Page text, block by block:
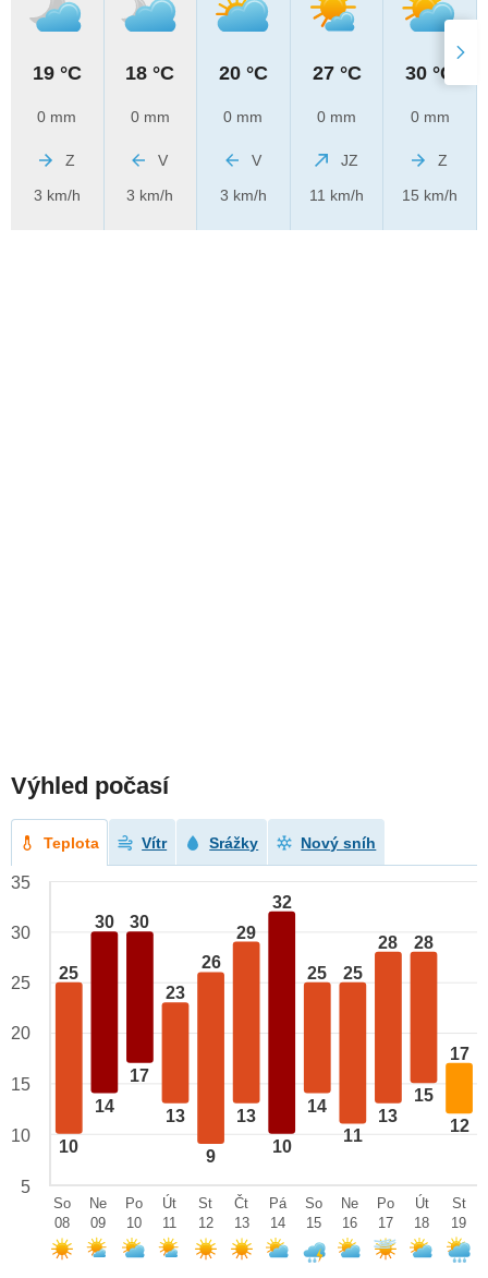
19 °C
0 mm
Z
3 km/h
18 °C
0 mm
V
3 km/h
20 °C
0 mm
V
3 km/h
27 °C
0 mm
JZ
11 km/h
30 °C
0 mm
Z
15 km/h
Výhled počasí
Teplota Vítr Srážky Nový sníh
25
10
30
14
30
17
23
13
26
9
29
13
32
10
25
14
25
11
28
13
28
15
17
12
35
30
25
20
15
10
5
So
08
Ne
09
Po
10
Út
11
St
12
Čt
13
Pá
14
So
15
Ne
16
Po
17
Út
18
St
19